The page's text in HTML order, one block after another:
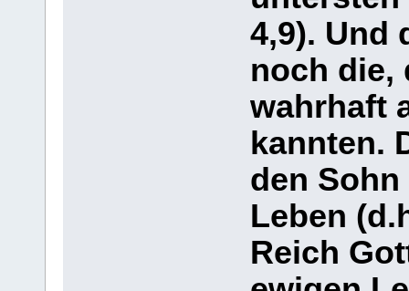
4,9). Und
noch die,
wahrhaft
kannten.
den
Leben
Reich